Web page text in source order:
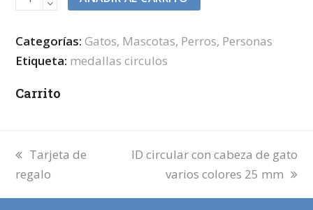
circular
aluminio
plateado
otros
mm
cantidad
Categorías: Gatos, Mascotas, Perros, Personas
Etiqueta: medallas circulos
Carrito
previous
post:
Tarjeta de
regalo
next
ID circular con cabeza de gato
varios colores 25 mm